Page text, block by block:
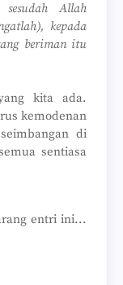
Allah
kepada
beriman itu
kita ada.
kemodenan
di
sentiasa
entri ini...